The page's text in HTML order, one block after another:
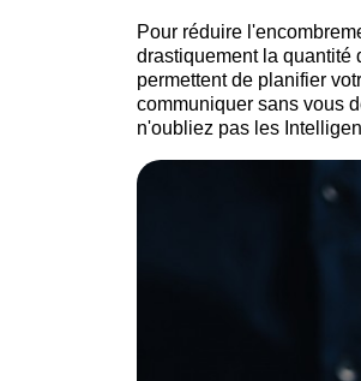
Pour réduire
drastiquement la quantité
permettent de planifier
communiquer sans vous
n'oubliez pas les